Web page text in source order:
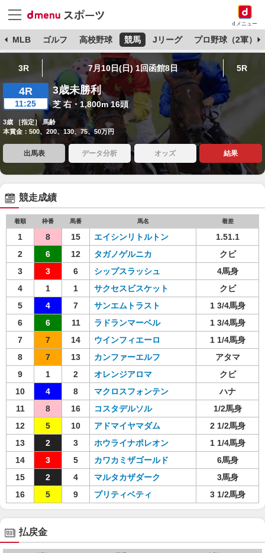
dメニュー
MLB ゴルフ 高校野球 競馬 Jリーグ プロ野球（2軍）
3R 7月10日(日) 1回函館8日 5R
4R
11:25
3歳未勝利
芝 右・1,800m 16頭
3歳 ［指定］ 馬齢
本賞金：500、200、130、75、50万円
出馬表 データ分析 オッズ 結果
競走成績
着順 枠番 馬番 馬名 着差
1 8 15 エイシンリトルトン
1.51.1
2
6 12 タガノゲルニカ
クビ
3
3 6 シップスラッシュ
4馬身
4
1 1 サクセスビスケット
クビ
5
4 7 サンエムトラスト
1 3/4馬身
6
6 11 ラドランマーベル
1 3/4馬身
7
7 14 ウインフィエーロ
1 1/4馬身
8
7 13 カンファーエルフ
アタマ
9
1 2 オレンジアロマ
クビ
10
4 8 マクロスフォンテン
ハナ
11
8 16 コスタデルソル
1/2馬身
12
5 10 アドマイヤマダム
2 1/2馬身
13
2 3 ホウライナポレオン
1 1/4馬身
14
3 5 カワカミザゴールド
6馬身
15
2 4 マルタカザダーク
3馬身
16
5 9 プリティベティ 3 1/2馬身
払戻金